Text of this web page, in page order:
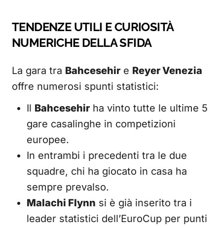
TENDENZE UTILI E CURIOSITÀ
NUMERICHE DELLA SFIDA
La gara tra Bahcesehir e Reyer Venezia
offre numerosi spunti statistici:
Il Bahcesehir ha vinto tutte le ultime 5
gare casalinghe in competizioni
europee.
In entrambi i precedenti tra le due
squadre, chi ha giocato in casa ha
sempre prevalso.
Malachi Flynn si è già inserito tra i
leader statistici dell’EuroCup per punti